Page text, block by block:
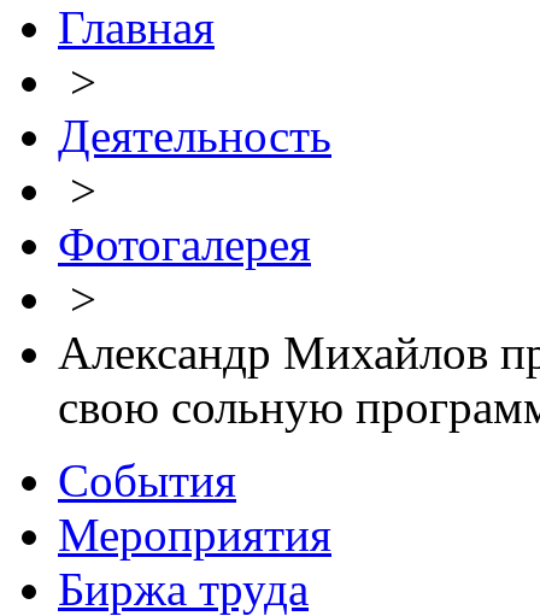
Главная
>
Деятельность
>
Фотогалерея
>
Александр Михайлов
свою сольную
События
Мероприятия
Биржа труда